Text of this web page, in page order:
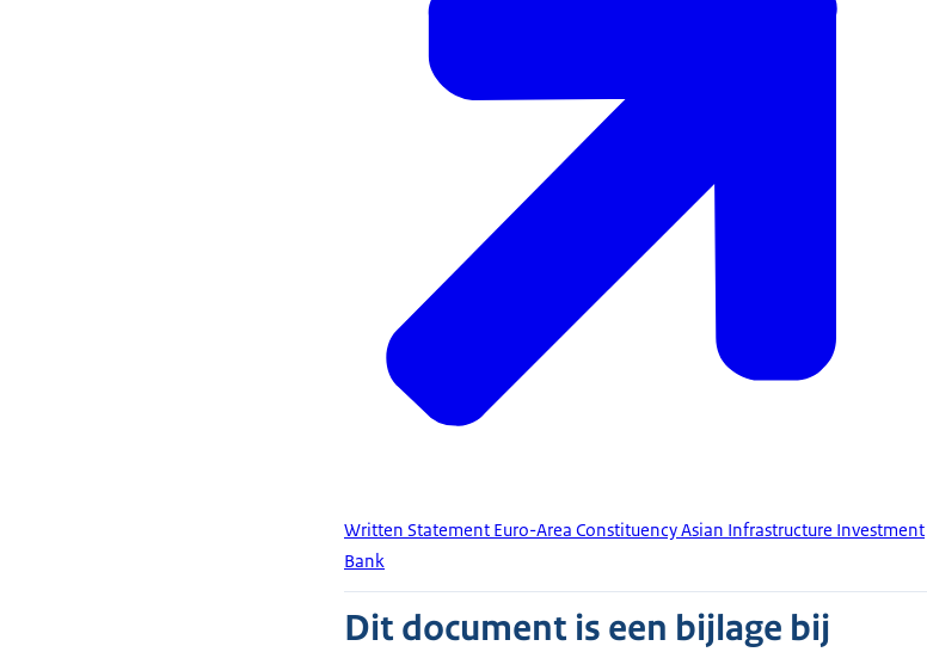
Written Statement Euro-Area Constituency Asian Infrastructure Investment
Bank
Dit document is een bijlage bij